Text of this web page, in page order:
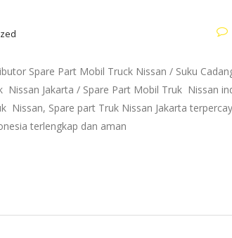
Spare Part Mobil Truck Nissan / Suku
Jakarta / Spare Part Mobil Truk Nissan
Spare part Truk Nissan Jakarta
terlengkap dan aman